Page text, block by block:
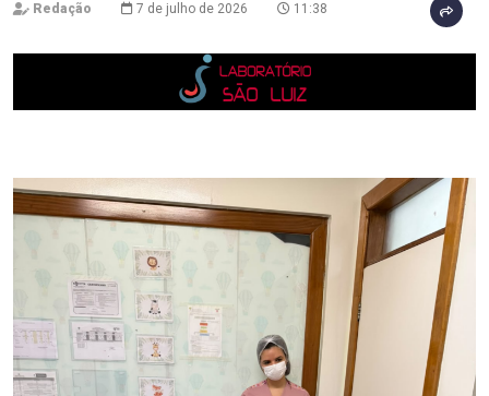
Redação 7 de julho de 2026 11:38